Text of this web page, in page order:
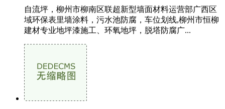
自流坪，柳州市柳南区联超新型墙面材料运营部广西区
域环保表里墙涂料，污水池防腐，车位划线,柳州市恒柳
建材专业地坪漆施工、环氧地坪，脱塔防腐广...